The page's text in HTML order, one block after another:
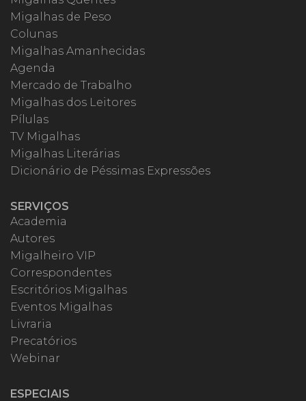
Migalhas de Peso
Colunas
Migalhas Amanhecidas
Agenda
Mercado de Trabalho
Migalhas dos Leitores
Pílulas
TV Migalhas
Migalhas Literárias
Dicionário de Péssimas Expressões
SERVIÇOS
Academia
Autores
Migalheiro VIP
Correspondentes
Escritórios Migalhas
Eventos Migalhas
Livraria
Precatórios
Webinar
ESPECIAIS